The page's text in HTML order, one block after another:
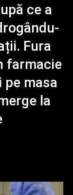
ce a
Fura
farmacie
masa
la